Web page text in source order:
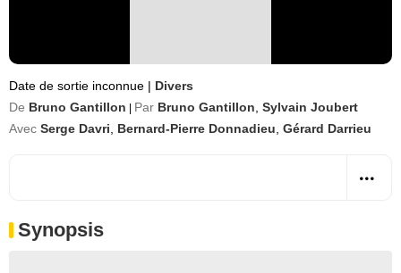
Date de sortie inconnue | Divers
De Bruno Gantillon Par Bruno Gantillon Sylvain Joubert
Avec Serge Davri Bernard-Pierre Donnadieu Gérard Darrieu
Synopsis